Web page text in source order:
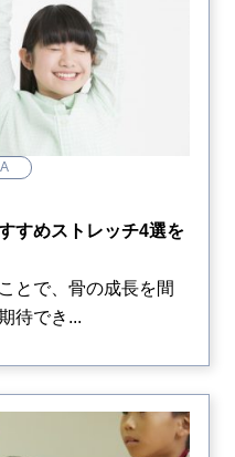
すめストレッチ4選を
とで、骨の成長を間
待でき...